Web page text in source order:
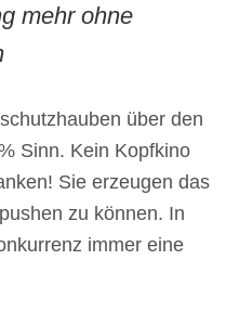
mehr ohne
über den
Sinn. Kein Kopfkino
Sie erzeugen das
zu können. In
immer eine